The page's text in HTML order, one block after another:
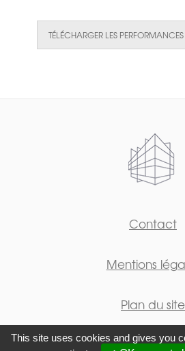
TÉLÉCHARGER LES PERFORMANCES
Contact
Mentions
Plan du site
This site uses cookies and gives you